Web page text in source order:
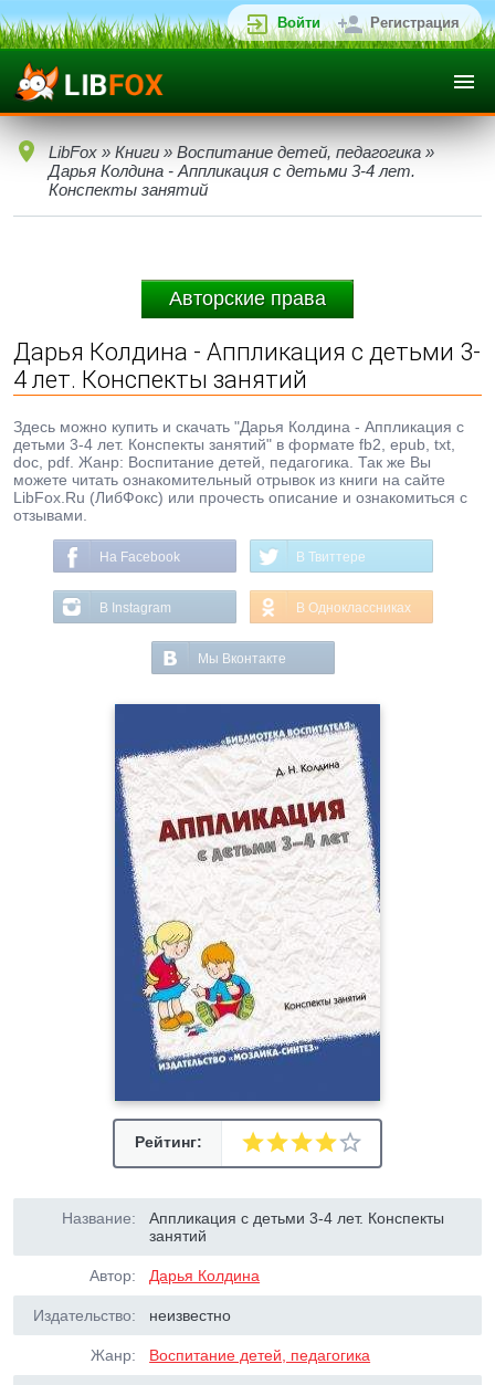
Войти Регистрация
LibFox » Книги » Воспитание детей, педагогика »
Дарья Колдина - Аппликация с детьми 3-4 лет.
Конспекты занятий
Авторские права
Дарья Колдина - Аппликация с детьми 3-
4 лет. Конспекты занятий
Здесь можно купить и скачать "Дарья Колдина - Аппликация с
детьми 3-4 лет. Конспекты занятий" в формате fb2, epub, txt,
doc, pdf. Жанр: Воспитание детей, педагогика. Так же Вы
можете читать ознакомительный отрывок из книги на сайте
LibFox.Ru (ЛибФокс) или прочесть описание и ознакомиться с
отзывами.
На Facebook В Твиттере
В Instagram В Одноклассниках
Мы Вконтакте
Рейтинг:
Название:
Аппликация с детьми 3-4 лет. Конспекты
занятий
Автор: Дарья Колдина
Издательство: неизвестно
Жанр: Воспитание детей, педагогика